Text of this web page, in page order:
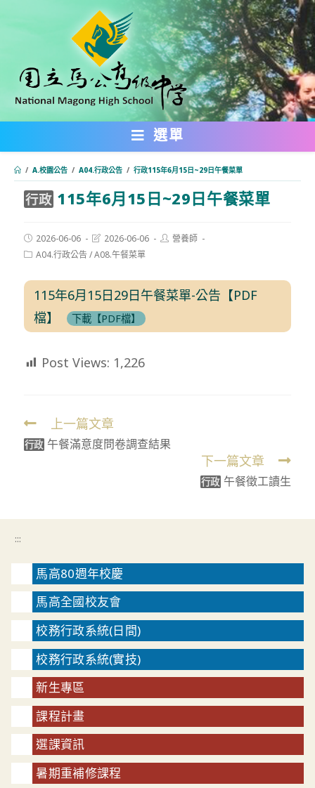
內
選單
/ A.校園公告 / A04.行政公告 / 行政115年6月15日~29日午餐菜單
行政 115年6月15日~29日午餐菜單
Post
published:
2026-06-06
Post
modified:
2026-06-06
Post營養師
PostA04.行政公告/A08.午餐菜單
115年6月15日29日午餐菜單-公告【PDF
檔】
下載【PDF檔】
Post Views: 1,226
Read
more
上一篇文章
行政 午餐滿意度問卷調查結果
下一篇文章
行政 午餐徵工讀生
:::
馬高80週年校慶
馬高全國校友會
校務行政系統(日間)
校務行政系統(實技)
新生專區
課程計畫
選課資訊
暑期重補修課程